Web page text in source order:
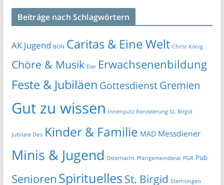
Beiträge nach Schlagwörtern
AK Jugend BON Caritas & Eine Welt Christ König
Chöre & Musik Eier Erwachsenenbildung
Feste & Jubiläen GottesdienstGremien
Gut zu wissen Innenputz Renovierung St. Birgid
Jubilate Deo Kinder & Familie MAD Messdiener
Minis & Jugend Osternacht Pfarrgemeinderat PGR Pub
Senioren Spirituelles St. Birgid Sternsingen